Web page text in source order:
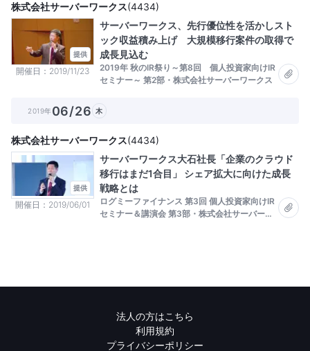
提供
開催日 2019/11/23
株式会社サーバーワークス(4434)
サーバーワークス、先行優位性を活かしスト
ック収益積み上げ 大規模移行案件の取得で
成長見込む
2019年 秋のIR祭り～第8回 個人投資家向けIR
セミナー～ 第2部・株式会社サーバーワークス
2019年06/26 木
提供
開催日 2019/06/01
株式会社サーバーワークス(4434)
サーバーワークス大石社長「企業のクラウド
移行はまだ1合目」 シェア拡大に向けた成長
戦略とは
ログミーファイナンス 第3回 個人投資家向けIR
セミナー＆講演会 第3部・株式会社サーバーワ
法人の方はこちら
利用規約
プライバシーポリシー